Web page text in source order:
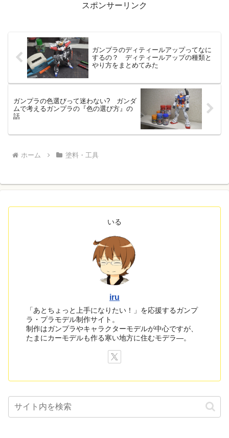
スポンサーリンク
ガンプラのディティールアップってなに
するの？ ディティールアップの種類と
やり方をまとめてみた
ガンプラの色選びって迷わない? ガンダ
ムで考えるガンプラの『色の選び方』の
話
ホーム 塗料・工具
いる
iru
「あとちょっと上手になりたい！」を応援するガンプ
ラ・プラモデル制作サイト。
制作はガンプラやキャラクターモデルが中心ですが、
たまにカーモデルも作る寒い地方に住むモデラ―。